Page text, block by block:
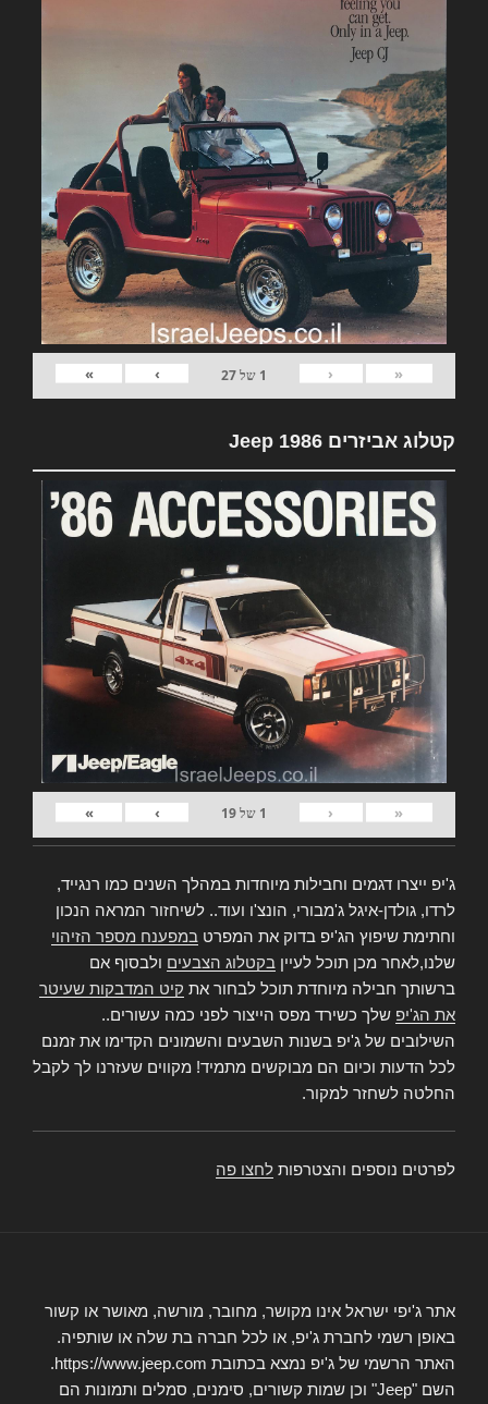
«
‹
1 של27
›
»
קטלוג אביזרים Jeep 1986
«
‹
1 של19
›
»
ג'יפ ייצרו דגמים וחבילות מיוחדות במהלך השנים כמו רנגייד,
לרדו, גולדן-איגל ג'מבורי, הונצ'ו ועוד.. לשיחזור המראה הנכון
וחתימת שיפוץ הג'יפ בדוק את המפרט במפענח מספר הזיהוי
שלנו,לאחר מכן תוכל לעיין בקטלוג הצבעים ולבסוף אם
ברשותך חבילה מיוחדת תוכל לבחור את קיט המדבקות שעיטר
את הג'יפ שלך כשירד מפס הייצור לפני כמה עשורים..
השילובים של ג'יפ בשנות השבעים והשמונים הקדימו את זמנם
לכל הדעות וכיום הם מבוקשים מתמיד! מקווים שעזרנו לך לקבל
החלטה לשחזר למקור.
לפרטים נוספים והצטרפות לחצו פה
אתר ג'יפי ישראל אינו מקושר, מחובר, מורשה, מאושר או קשור
באופן רשמי לחברת ג'יפ, או לכל חברה בת שלה או שותפיה.
האתר הרשמי של ג'יפ נמצא בכתובת https://www.jeep.com.
השם "Jeep" וכן שמות קשורים, סימנים, סמלים ותמונות הם